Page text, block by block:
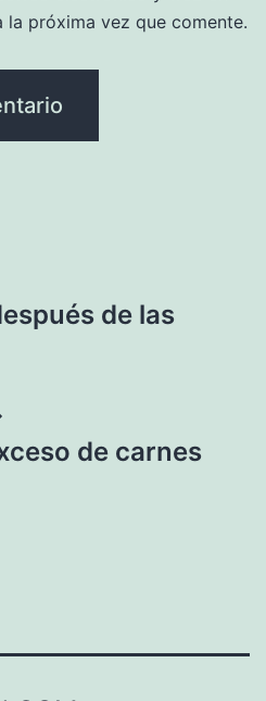
la próxima vez que comente.
de las
de carnes